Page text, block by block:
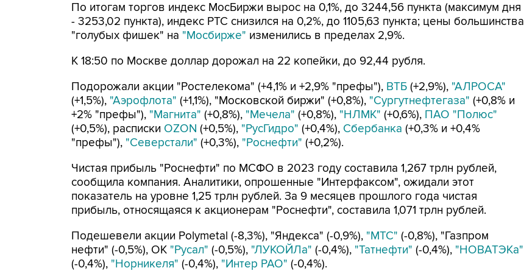
По итогам торгов индекс МосБиржи вырос на 0,1%, до 3244,56 пункта (максимум дня
- 3253,02 пункта), индекс РТС снизился на 0,2%, до 1105,63 пункта; цены большинства
"голубых фишек" на "Мосбирже" изменились в пределах 2,9%.
К 18:50 по Москве доллар дорожал на 22 копейки, до 92,44 рубля.
Подорожали акции "Ростелекома" (+4,1% и +2,9% "префы"), ВТБ (+2,9%), "АЛРОСА"
(+1,5%), "Аэрофлота" (+1,1%), "Московской биржи" (+0,8%), "Сургутнефтегаза" (+0,8% и
+2% "префы"), "Магнита" (+0,8%), "Мечела" (+0,8%), "НЛМК" (+0,6%), ПАО "Полюс"
(+0,5%), расписки OZON (+0,5%), "РусГидро" (+0,4%), Сбербанка (+0,3% и +0,4%
"префы"), "Северстали" (+0,3%), "Роснефти" (+0,2%).
Чистая прибыль "Роснефти" по МСФО в 2023 году составила 1,267 трлн рублей,
сообщила компания. Аналитики, опрошенные "Интерфаксом", ожидали этот
показатель на уровне 1,25 трлн рублей. За 9 месяцев прошлого года чистая
прибыль, относящаяся к акционерам "Роснефти", составила 1,071 трлн рублей.
Подешевели акции Polymetal (-8,3%), "Яндекса" (-0,9%), "МТС" (-0,8%), "Газпром
нефти" (-0,5%), ОК "Русал" (-0,5%), "ЛУКОЙЛа" (-0,4%), "Татнефти" (-0,4%), "НОВАТЭКа"
(-0,4%), "Норникеля" (-0,4%), "Интер РАО" (-0,4%).